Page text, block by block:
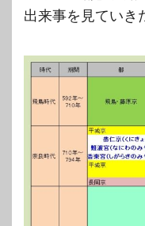
出来事を見ていき